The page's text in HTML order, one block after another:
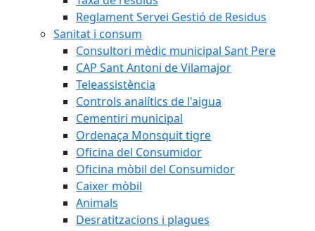
Reglament Servei Gestió de Residus
Sanitat i consum
Consultori mèdic municipal Sant Pere
CAP Sant Antoni de Vilamajor
Teleassistència
Controls analítics de l'aigua
Cementiri municipal
Ordenaça Monsquit tigre
Oficina del Consumidor
Oficina mòbil del Consumidor
Caixer mòbil
Animals
Desratitzacions i plagues